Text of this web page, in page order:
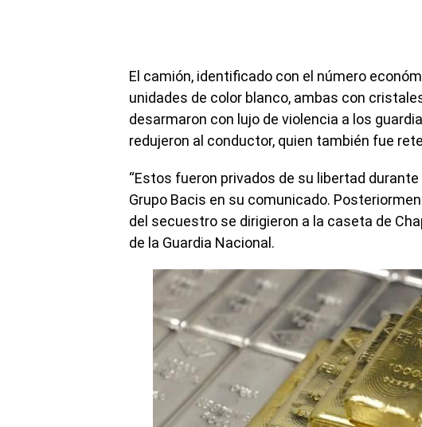
El camión, identificado con el número
unidades de color blanco, ambas con
desarmaron con lujo de violencia a los
redujeron al conductor, quien también fue
“Estos fueron privados de su libertad
Grupo Bacis en su comunicado.
del secuestro se dirigieron a la caseta de
de la Guardia Nacional.